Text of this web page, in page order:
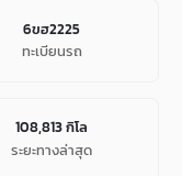
6ขฮ2225
ทะเบียนรถ
108,813 กิโล
ระยะทางล่าสุด